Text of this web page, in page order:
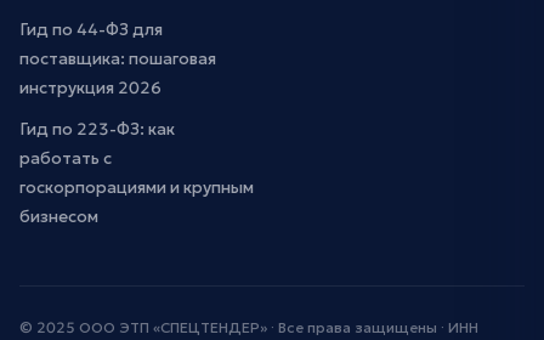
Гид по 44-ФЗ для
поставщика: пошаговая
инструкция 2026
Гид по 223-ФЗ: как
работать с
госкорпорациями и крупным
бизнесом
© 2025 ООО ЭТП «СПЕЦТЕНДЕР» · Все права защищены · ИНН